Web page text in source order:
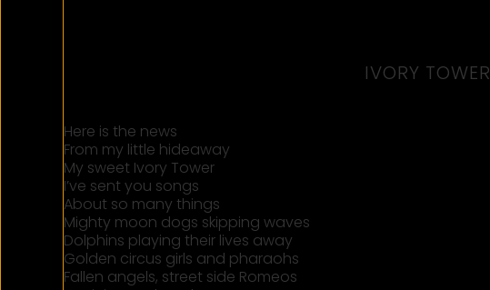
IVORY TOWER
Here is the news
From my little hideaway
My sweet Ivory Tower
I’ve sent you songs
About so many things
Mighty moon dogs skipping waves
Dolphins playing their lives away
Golden circus girls and pharaohs
Fallen angels, street side Romeos